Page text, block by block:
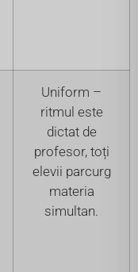
Uniform –
ritmul este
dictat de
profesor, toți
elevii parcurg
materia
simultan.